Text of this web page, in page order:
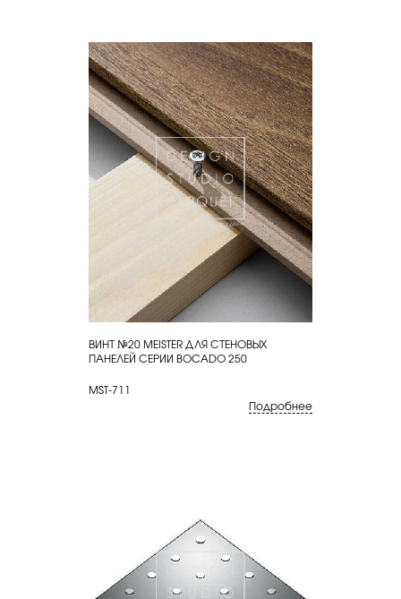
КУПИТЬ
ВИНТ №20 MEISTER ДЛЯ СТЕНОВЫХ
ПАНЕЛЕЙ СЕРИИ BOCADO 250
MST-711
Подробнее